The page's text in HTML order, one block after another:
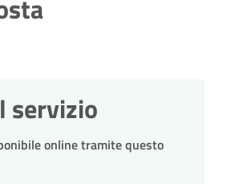
servizio
online tramite questo